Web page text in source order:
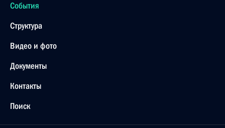
События
Структура
Видео и фото
Документы
Контакты
Поиск